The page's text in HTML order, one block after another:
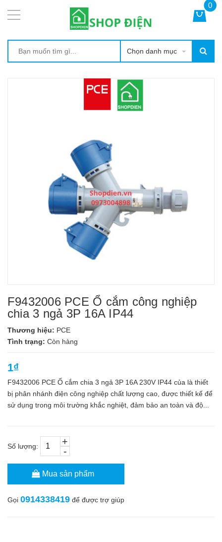
Chọn danh mục
0
F9432006 PCE Ổ cắm công nghiệp
chia 3 ngả 3P 16A IP44
Thương hiệu: PCE
Tình trạng: Còn hàng
1₫
F9432006 PCE Ổ cắm chia 3 ngả 3P 16A 230V IP44 của là thiết
bị phân nhánh điện công nghiệp chất lượng cao, được thiết kế để
sử dụng trong môi trường khắc nghiệt, đảm bảo an toàn và độ...
Số lượng: -
+
Mua sản phẩm
Gọi 0914338419 để được trợ giúp